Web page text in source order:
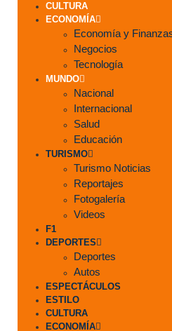
CULTURA
ECONOMÍA
Economía y
Negocios
Tecnología
MUNDO
Nacional
Internacional
Salud
Educación
TURISMO
Turismo Noticias
Reportajes
Fotogalería
Videos
F1
DEPORTES
Deportes
Autos
ESPECTÁCULOS
ESTILO
CULTURA
ECONOMÍA